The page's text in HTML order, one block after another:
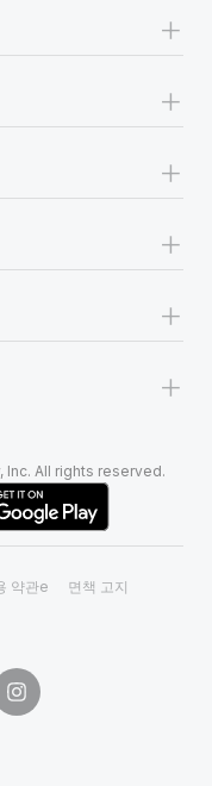
+
+
+
+
+
+
All rights reserved.
약관e 면책 고지